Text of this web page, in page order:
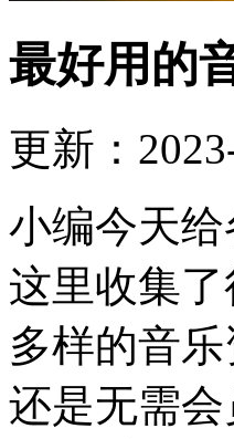
最好用的
更新：
小编今天
这里收集
多样的音
还是无需